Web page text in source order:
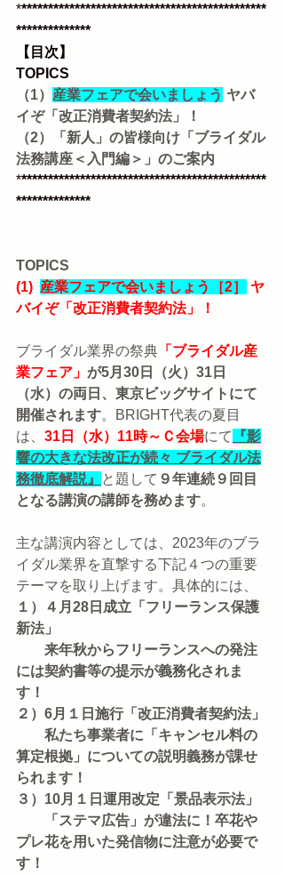
***********************************************
**************
【目次】
TOPICS
（1） 産業フェアで会いましょう ヤバ
イぞ「改正消費者契約法」！
（2）「新人」の皆様向け「ブライダル
法務講座＜入門編＞」のご案内
***********************************************
**************
TOPICS
(1) 産業フェアで会いましょう［2］
ヤ
バイぞ「改正消費者契約法」！
ブライダル業界の祭典 「ブライダル産
業フェア」 が5月30日（火）31日
（水）の両日、東京ビッグサイトにて
開催されます。BRIGHT代表の夏目
は、 31日（水）11時～Ｃ会場にて
『影
響の大きな法改正が続々 ブライダル法
務徹底解説』
と題して ９年連続９回目
となる講演の講師を務めます。
主な講演内容としては、2023年のブラ
イダル業界を直撃する下記４つの重要
テーマを取り上げます。具体的には、
１）４月28日成立「フリーランス保護
新法」
来年秋からフリーランスへの発注
には契約書等の提示が義務化されま
す！
２）6月１日施行「改正消費者契約法」
私たち事業者に「キャンセル料の
算定根拠」についての説明義務が課せ
られます！
３）10月１日運用改定「景品表示法」
「ステマ広告」が違法に！卒花や
プレ花を用いた発信物に注意が必要で
す！